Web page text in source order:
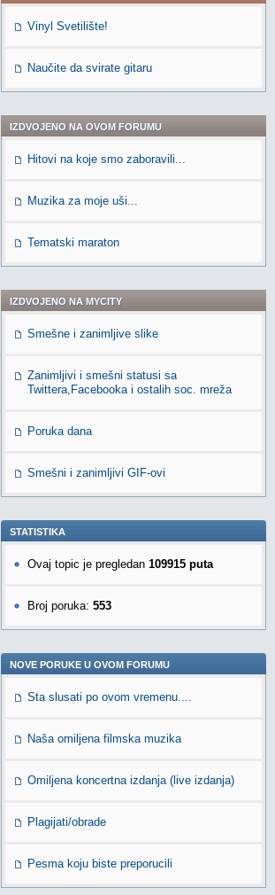
Vinyl Svetilište!
Naučite da svirate gitaru
IZDVOJENO NA OVOM FORUMU
Hitovi na koje smo zaboravili...
Muzika za moje uši...
Tematski maraton
IZDVOJENO NA MYCITY
Smešne i zanimljive slike
Zanimljivi i smešni statusi sa
Twittera,Facebooka i ostalih soc. mreža
Poruka dana
Smešni i zanimljivi GIF-ovi
STATISTIKA
Ovaj topic je pregledan 109915 puta
Broj poruka: 553
NOVE PORUKE U OVOM FORUMU
Sta slusati po ovom vremenu....
Naša omiljena filmska muzika
Omiljena koncertna izdanja (live izdanja)
Plagijati/obrade
Pesma koju biste preporucili